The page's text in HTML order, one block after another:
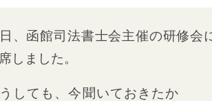
、函館司法書士会主催の研修会
しました。
しても、今聞いておきたか